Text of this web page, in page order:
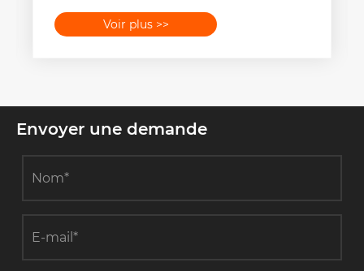
l’efficacité du câblage des lignes de
transmission ?
Voir plus >>
Envoyer une demande